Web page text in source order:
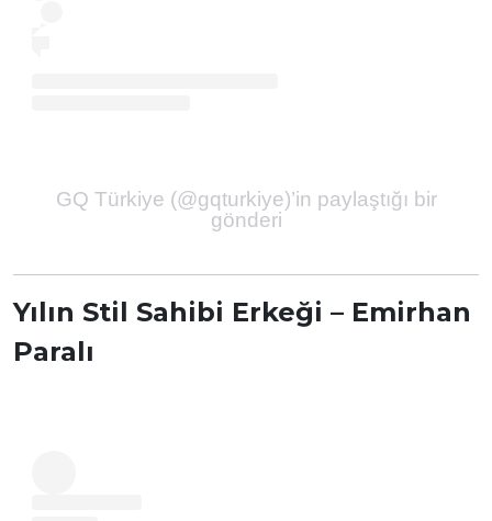
GQ Türkiye (@gqturkiye)’in paylaştığı bir
gönderi
Yılın Stil Sahibi Erkeği – Emirhan
Paralı